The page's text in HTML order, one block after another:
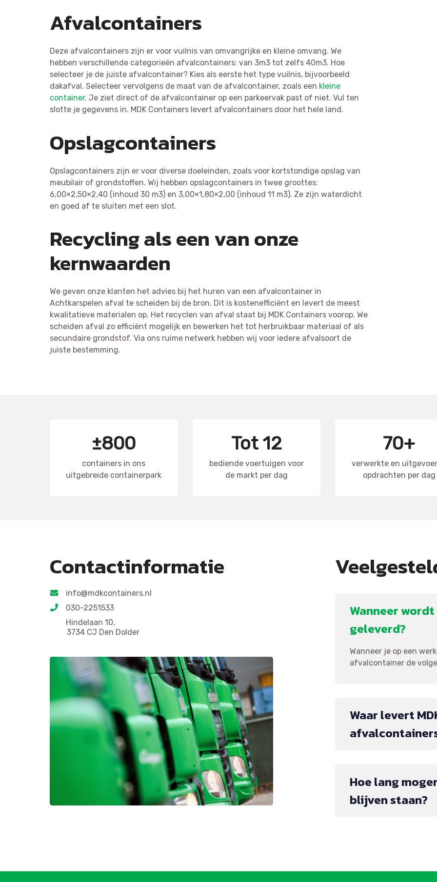
Afvalcontainers
Deze afvalcontainers zijn er voor vuilnis van omvangrijke en kleine omvang. We
hebben verschillende categorieën afvalcontainers: van 3m3 tot zelfs 40m3. Hoe
selecteer je de juiste afvalcontainer? Kies als eerste het type vuilnis, bijvoorbeeld
dakafval. Selecteer vervolgens de maat van de afvalcontainer, zoals een kleine
container. Je ziet direct of de afvalcontainer op een parkeervak past of niet. Vul ten
slotte je gegevens in. MDK Containers levert afvalcontainers door het hele land.
Opslagcontainers
Opslagcontainers zijn er voor diverse doeleinden, zoals voor kortstondige opslag van
meubilair of grondstoffen. Wij hebben opslagcontainers in twee groottes:
6,00×2,50×2,40 (inhoud 30 m3) en 3,00×1,80×2,00 (inhoud 11 m3). Ze zijn waterdicht
en goed af te sluiten met een slot.
Recycling als een van onze
kernwaarden
We geven onze klanten het advies bij het huren van een afvalcontainer in
Achtkarspelen afval te scheiden bij de bron. Dit is kostenefficiënt en levert de meest
kwalitatieve materialen op. Het recyclen van afval staat bij MDK Containers voorop. We
scheiden afval zo efficiënt mogelijk en bewerken het tot herbruikbaar materiaal of als
secundaire grondstof. Via ons ruime netwerk hebben wij voor iedere afvalsoort de
juiste bestemming.
±800
containers in ons
uitgebreide containerpark
Tot 12
bediende voertuigen voor
de markt per dag
70+
verwerkte en
opdrachten per dag
Contactinformatie
info@mdkcontainers.nl
030-2251533
Hindelaan 10,
3734 CJ Den Dolder
Wanneer
geleverd?
Wanneer je op een
afvalcontainer de
Waar levert
Hoe lang
blijven staan?